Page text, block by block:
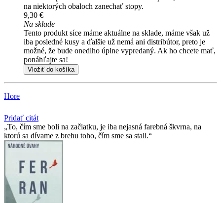
na niektorých obaloch zanechať stopy.
9,30 €
Na sklade
Tento produkt síce máme aktuálne na sklade, máme však už
iba posledné kusy a ďalšie už nemá ani distribútor, preto je
možné, že bude onedlho úplne vypredaný. Ak ho chcete mať,
ponáhľajte sa!
Vložiť do košíka
Hore
Pridať citát
To, čím sme boli na začiatku, je iba nejasná farebná škvrna, na
ktorú sa dívame z brehu toho, čím sme sa stali.